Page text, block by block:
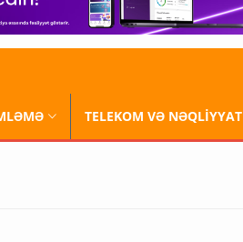
TELEKOM VƏ NƏQLİYYAT